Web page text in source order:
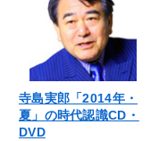
寺島実郎「2014年・
夏」の時代認識CD・
DVD